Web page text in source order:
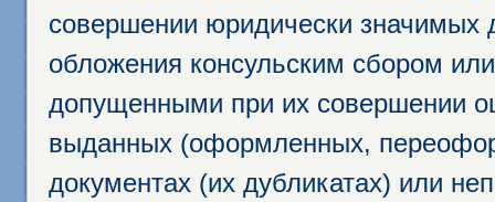
совершении юридически
обложения консульским сбором
допущенными при их совершении
выданных (оформленных,
документах (их дубликатах) или